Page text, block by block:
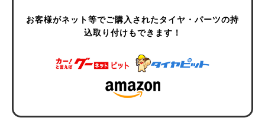
お客様がネット等でご購入されたタイヤ・ パーツの持
込取り付けもできます！